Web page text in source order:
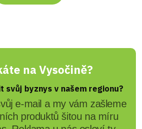
na Vysočině?
svůj byznys v našem regionu?
e-mail a my vám zašleme
produktů šitou na míru